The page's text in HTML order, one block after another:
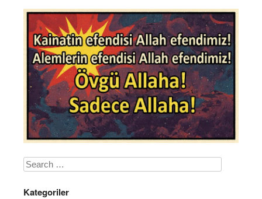
Search
Kategoriler